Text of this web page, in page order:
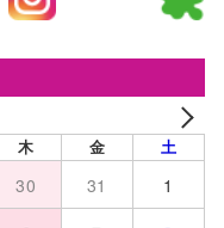
木 金 土
30 31
1